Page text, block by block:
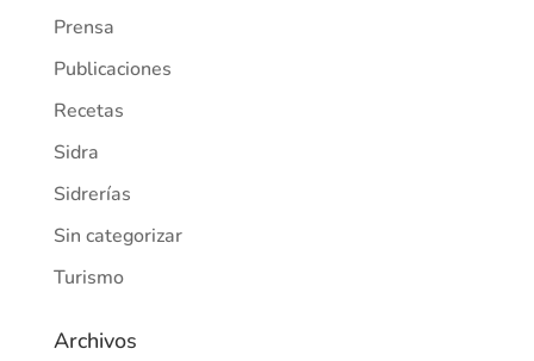
Prensa
Publicaciones
Recetas
Sidra
Sidrerías
Sin categorizar
Turismo
Archivos